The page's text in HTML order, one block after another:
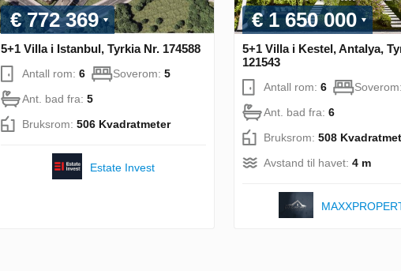
€ 772 369
5+1 Villa i Istanbul, Tyrkia Nr. 174588
Antall rom: 6 Soverom: 5
Ant. bad fra: 5
Bruksrom: 506 Kvadratmeter
Estate Invest
€ 1 650 000
5+1 Villa i Kestel, Antalya,
121543
Antall rom: 6
Ant. bad fra: 6
Bruksrom: 508
Avstand til havet: 4 m